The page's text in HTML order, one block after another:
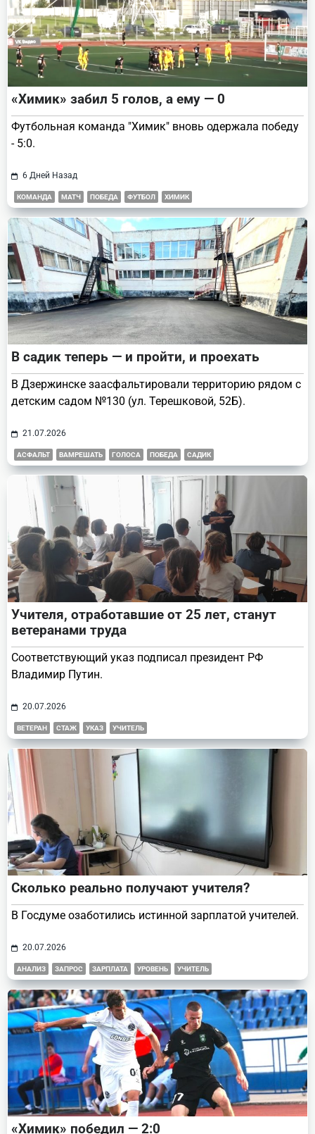
«Химик» забил 5 голов, а ему — 0
Футбольная команда "Химик" вновь одержала победу
- 5:0.
6 Дней Назад
КОМАНДА МАТЧ ПОБЕДА ФУТБОЛ ХИМИК
В садик теперь — и пройти, и проехать
В Дзержинске заасфальтировали территорию рядом с
детским садом №130 (ул. Терешковой, 52Б).
21.07.2026
АСФАЛЬТ ВАМРЕШАТЬ ГОЛОСА ПОБЕДА САДИК
Учителя, отработавшие от 25 лет, станут
ветеранами труда
Соответствующий указ подписал президент РФ
Владимир Путин.
20.07.2026
ВЕТЕРАН СТАЖ УКАЗ УЧИТЕЛЬ
Сколько реально получают учителя?
В Госдуме озаботились истинной зарплатой учителей.
20.07.2026
АНАЛИЗ ЗАПРОС ЗАРПЛАТА УРОВЕНЬ УЧИТЕЛЬ
«Химик» победил — 2:0